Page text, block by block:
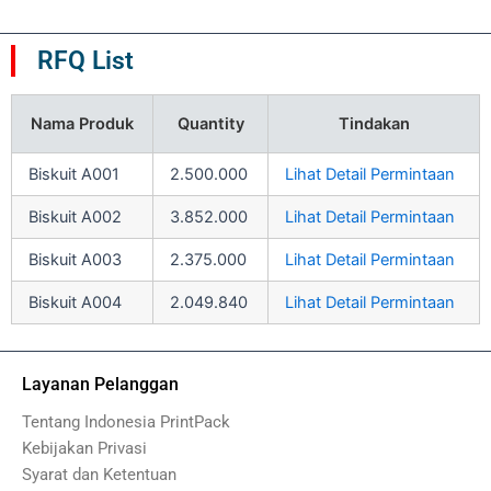
RFQ List
Nama Produk Quantity Tindakan
Biskuit A001 2.500.000 Lihat Detail Permintaan
Biskuit A002 3.852.000 Lihat Detail Permintaan
Biskuit A003 2.375.000 Lihat Detail Permintaan
Biskuit A004 2.049.840 Lihat Detail Permintaan
Layanan Pelanggan
Tentang Indonesia PrintPack
Kebijakan Privasi
Syarat dan Ketentuan